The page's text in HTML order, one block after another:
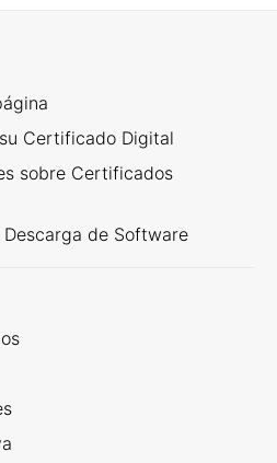
Certificado Digital
sobre Certificados
de Software